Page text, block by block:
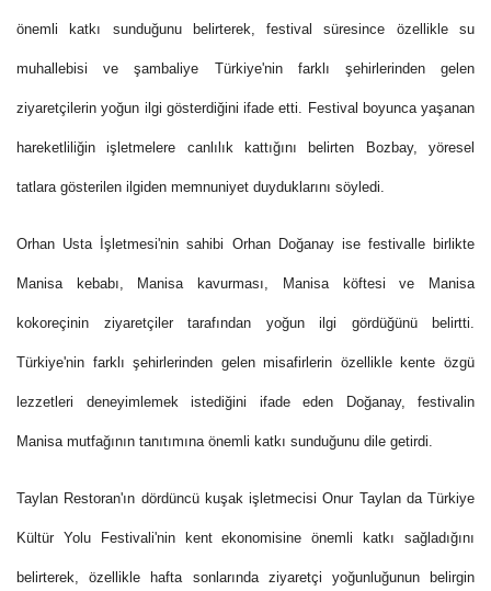
önemli katkı sunduğunu belirterek, festival süresince özellikle su
muhallebisi ve şambaliye Türkiye'nin farklı şehirlerinden gelen
ziyaretçilerin yoğun ilgi gösterdiğini ifade etti. Festival boyunca yaşanan
hareketliliğin işletmelere canlılık kattığını belirten Bozbay, yöresel
tatlara gösterilen ilgiden memnuniyet duyduklarını söyledi.
Orhan Usta İşletmesi'nin sahibi Orhan Doğanay ise festivalle birlikte
Manisa kebabı, Manisa kavurması, Manisa köftesi ve Manisa
kokoreçinin ziyaretçiler tarafından yoğun ilgi gördüğünü belirtti.
Türkiye'nin farklı şehirlerinden gelen misafirlerin özellikle kente özgü
lezzetleri deneyimlemek istediğini ifade eden Doğanay, festivalin
Manisa mutfağının tanıtımına önemli katkı sunduğunu dile getirdi.
Taylan Restoran'ın dördüncü kuşak işletmecisi Onur Taylan da Türkiye
Kültür Yolu Festivali'nin kent ekonomisine önemli katkı sağladığını
belirterek, özellikle hafta sonlarında ziyaretçi yoğunluğunun belirgin